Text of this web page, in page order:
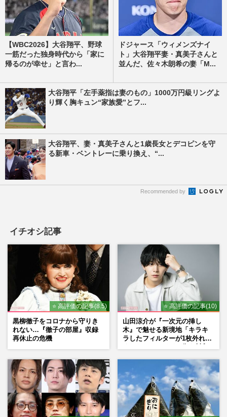
【WBC2026】大谷翔平、野球
一筋だった独身時代から「家に
帰るのが幸せ」と言わ...
ドジャース「ウィメンズナイ
ト」大谷翔平妻・真美子さんと
並んだ、佐々木朗希の妻「M...
大谷翔平「左手薬指は妻のもの」1000万円級リングよ
り輝く胸キュン“家族愛”とフ...
大谷翔平、妻・真美子さんと1歳長女とデコピンを守
る新車・ベントレーに乗り換え、“...
Recommended by
イチオシ記事
⭐ 高評価の記事(8.5)
黒柳徹子をコロナから守りき
れない…『徹子の部屋』収録
再休止の危機
⭐ 高評価の記事(10)
山田涼介が『一次元の挿し
木』で魅せる新境地「キラキ
ラしたフィルターが1枚外れて